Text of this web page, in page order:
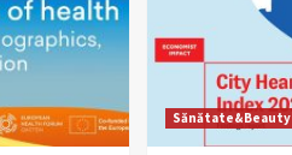
Sănătate&Beauty